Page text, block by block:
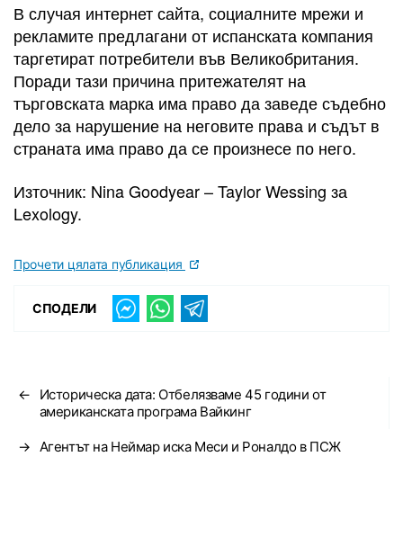
В случая интернет сайта, социалните мрежи и
рекламите предлагани от испанската компания
таргетират потребители във Великобритания.
Поради тази причина притежателят на
търговската марка има право да заведе съдебно
дело за нарушение на неговите права и съдът в
страната има право да се произнесе по него.
Източник: Nina Goodyear – Taylor Wessing за
Lexology.
Прочети цялата публикация
СПОДЕЛИ
←
Историческа дата: Отбелязваме 45 години от
американската програма Вайкинг
→ Агентът на Неймар иска Меси и Роналдо в ПСЖ